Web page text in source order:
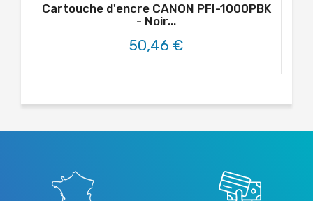
Cartouche d'encre CANON PFI-1000PBK
- Noir...
50,46 €